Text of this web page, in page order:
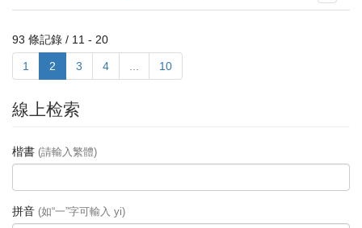
93 條記錄 / 11 - 20
1 2 3 4 10
線上检索
楷書 (請輸入繁體)
拼音 (如“一”字可輸入 yi)